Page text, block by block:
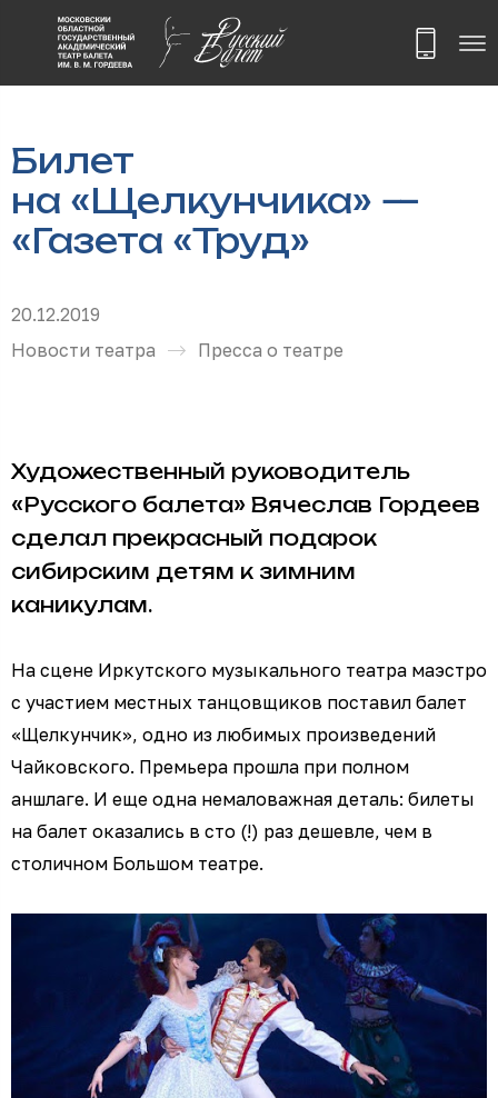
Билет
на «Щелкунчика» —
«Газета «Труд»
20.12.2019
Новости театра
Пресса о театре
Художественный руководитель
«Русского балета» Вячеслав Гордеев
сделал прекрасный подарок
сибирским детям к зимним
каникулам.
На сцене Иркутского музыкального театра маэстро
с участием местных танцовщиков поставил балет
«Щелкунчик», одно из любимых произведений
Чайковского. Премьера прошла при полном
аншлаге. И еще одна немаловажная деталь: билеты
на балет оказались в сто (!) раз дешевле, чем в
столичном Большом театре.